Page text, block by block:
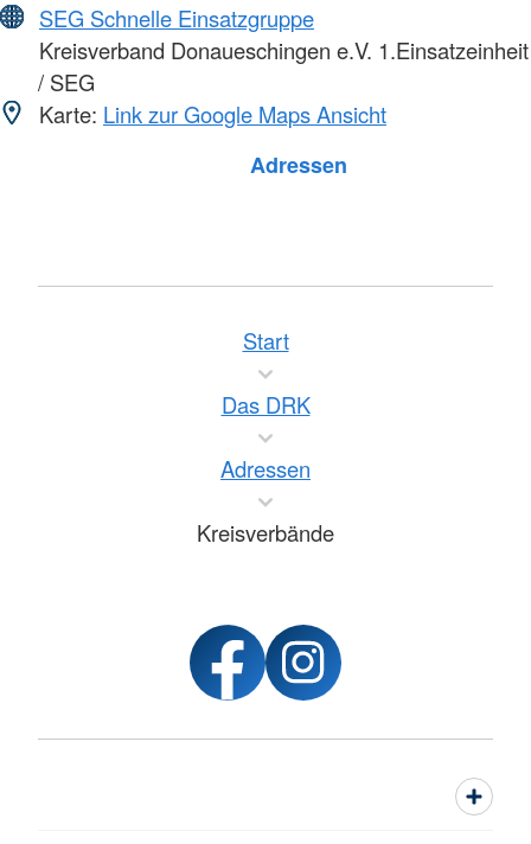
SEG Schnelle Einsatzgruppe
Kreisverband Donaueschingen e.V. 1.Einsatzeinheit
/ SEG
Karte: Link zur Google Maps Ansicht
Adressen
Start
Das DRK
Adressen
Kreisverbände